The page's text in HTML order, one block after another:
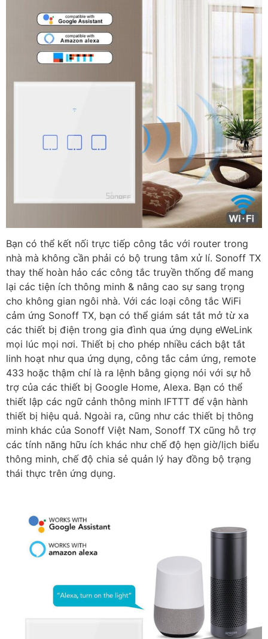
Bạn có thể kết nối trực tiếp công tắc với router trong
nhà mà không cần phải có bộ trung tâm xử lí. Sonoff TX
thay thế hoàn hảo các công tắc truyền thống để mang
lại các tiện ích thông minh & nâng cao sự sang trọng
cho không gian ngôi nhà. Với các loại công tắc WiFi
cảm ứng Sonoff TX, bạn có thể giám sát tắt mở từ xa
các thiết bị điện trong gia đình qua ứng dụng eWeLink
mọi lúc mọi nơi. Thiết bị cho phép nhiều cách bật tắt
linh hoạt như qua ứng dụng, công tắc cảm ứng, remote
433 hoặc thậm chí là ra lệnh bằng giọng nói với sự hỗ
trợ của các thiết bị Google Home, Alexa. Bạn có thể
thiết lập các ngữ cảnh thông minh IFTTT để vận hành
thiết bị hiệu quả. Ngoài ra, cũng như các thiết bị thông
minh khác của Sonoff Việt Nam, Sonoff TX cũng hỗ trợ
các tính năng hữu ích khác như chế độ hẹn giờ/lịch biểu
thông minh, chế độ chia sẻ quản lý hay đồng bộ trạng
thái thực trên ứng dụng.